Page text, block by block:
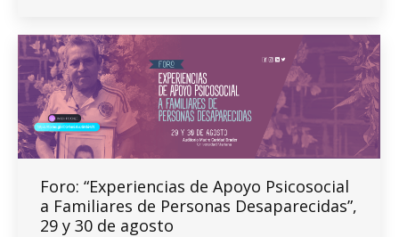
Foro: “Experiencias de Apoyo Psicosocial
a Familiares de Personas Desaparecidas”,
29 y 30 de agosto